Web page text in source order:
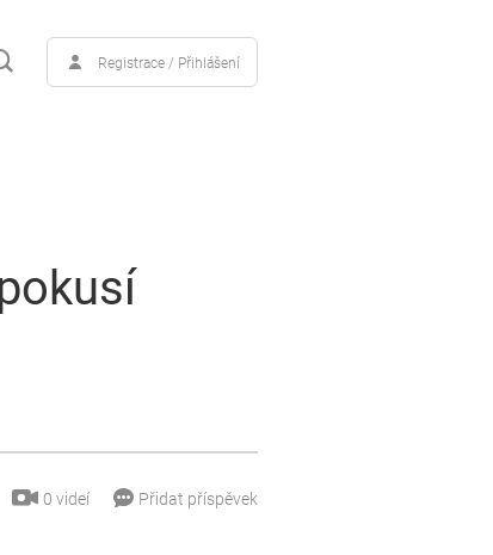
Registrace / Přihlášení
0 videí Přidat příspěvek